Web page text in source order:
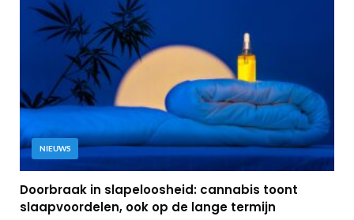
NIEUWS
Doorbraak in slapeloosheid: cannabis toont
slaapvoordelen, ook op de lange termijn